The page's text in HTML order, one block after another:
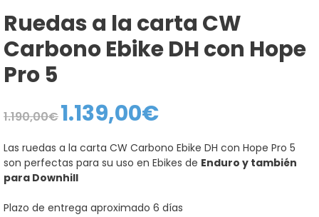
Ruedas a la carta CW
Carbono Ebike DH con Hope
Pro 5
1.190,00€
El
precio
era:
1.190,00€.
1.139,00€El
precio
1.139,00€.
Las ruedas a la carta CW Carbono Ebike DH con Hope Pro 5
son perfectas para su uso en Ebikes de Enduro y también
para Downhill
Plazo de entrega aproximado 6 días